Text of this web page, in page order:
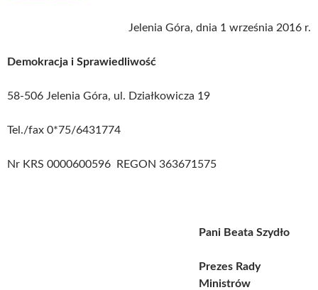
Jelenia Góra, dnia 1 września 2016 r.
Demokracja i Sprawiedliwość
58-506 Jelenia Góra, ul. Działkowicza 19
Tel./fax 0*75/6431774
Nr KRS 0000600596 REGON 363671575
Pani Beata Szydło
Prezes Rady
Ministrów